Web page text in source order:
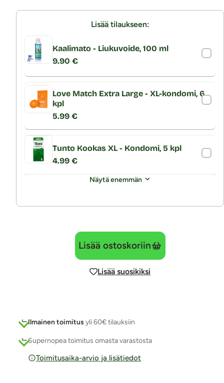
Lisää tilaukseen:
Kaalimato - Liukuvoide, 100 ml
9.90 €
Love Match Extra Large - XL-kondomi, 6
kpl
5.99 €
Tunto Kookas XL - Kondomi, 5 kpl
4.99 €
Näytä enemmän
Lisää ostoskoriin
Lisää suosikiksi
Ilmainen toimitus yli 60€ tilauksiin
Supernopea toimitus omasta varastosta
Toimitusaika-arvio ja lisätiedot